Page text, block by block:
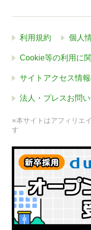
利用規約 個人
Cookie等の利用に
サイトアクセス情
法人・プレスお問
※本サイトはアフィリエ
す